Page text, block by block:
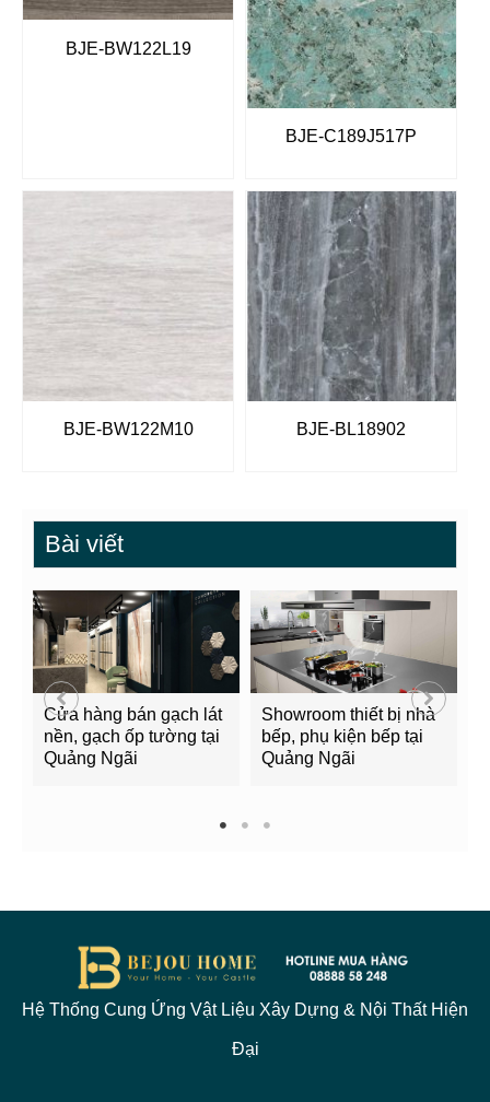
BJE-BW122L19
BJE-C189J517P
BJE-BW122M10 BJE-BL18902
Bài viết
Cửa hàng bán gạch lát
nền, gạch ốp tường tại
Quảng Ngãi
Showroom thiết bị nhà
bếp, phụ kiện bếp tại
Quảng Ngãi
1 2 3
Hệ Thống Cung Ứng Vật Liệu Xây Dựng & Nội Thất Hiện
Đại